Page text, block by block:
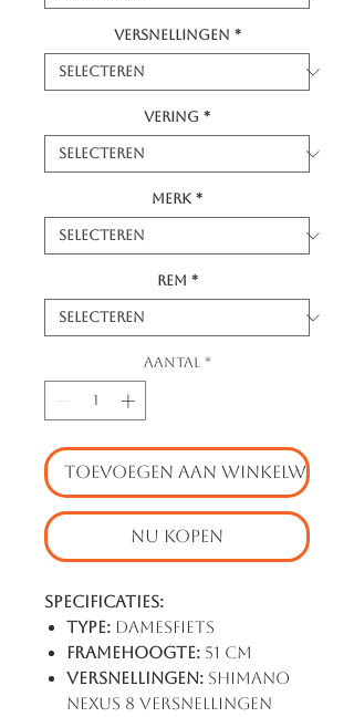
Versnellingen *
Vering *
Merk *
Rem *
Aantal *
TOEVOEGEN AAN WINKELWAGEN
NU KOPEN
Specificaties:
Type: Damesfiets
Framehoogte: 51 cm
Versnellingen: Shimano
Nexus 8 Versnellingen